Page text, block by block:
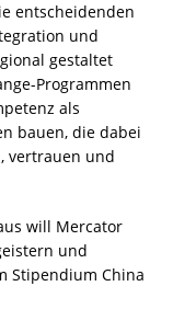
entscheidenden
und
gestaltet
Programmen
als
bauen, die dabei
vertrauen und
will Mercator
und
Stipendium China